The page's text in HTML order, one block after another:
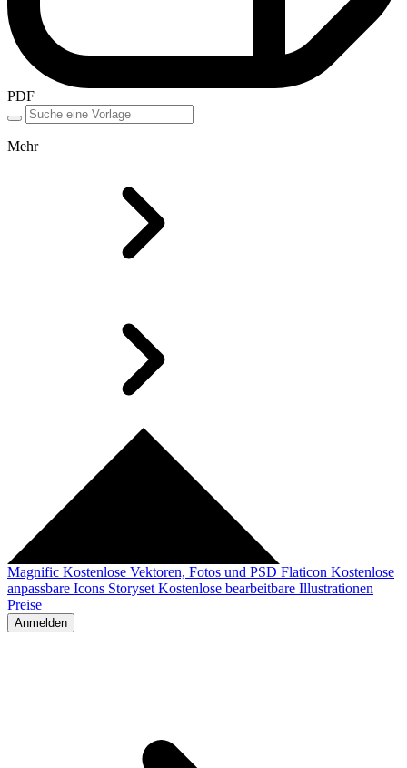
PDF
Mehr
Magnific Kostenlose Vektoren, Fotos und PSD Flaticon Kostenlose
anpassbare Icons Storyset Kostenlose bearbeitbare Illustrationen
Preise
Anmelden